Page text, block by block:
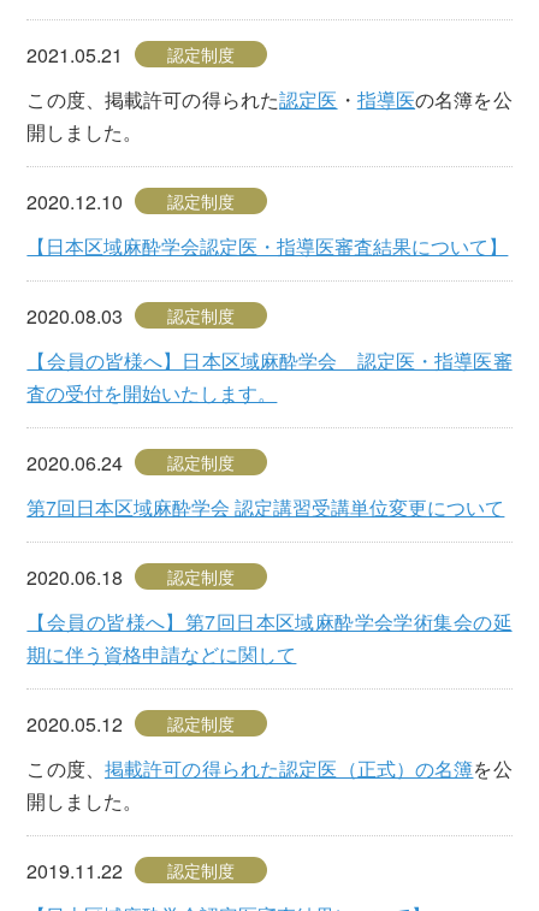
2021.05.21 認定制度
この度、掲載許可の得られた認定医 ・ 指導医の名簿を公
開しました。
2020.12.10 認定制度
【日本区域麻酔学会認定医・指導医審査結果について】
2020.08.03 認定制度
【会員の皆様へ】日本区域麻酔学会 認定医・指導医審
査の受付を開始いたします。
2020.06.24 認定制度
第7回日本区域麻酔学会 認定講習受講単位変更について
2020.06.18 認定制度
【会員の皆様へ】第7回日本区域麻酔学会学術集会の延
期に伴う資格申請などに関して
2020.05.12 認定制度
この度、 掲載許可の得られた認定医（正式）の名簿を公
開しました。
2019.11.22 認定制度